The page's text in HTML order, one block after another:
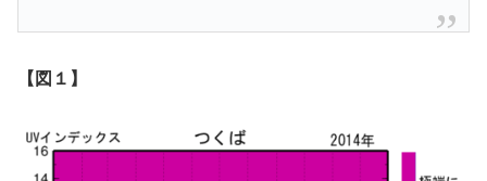
【図１】